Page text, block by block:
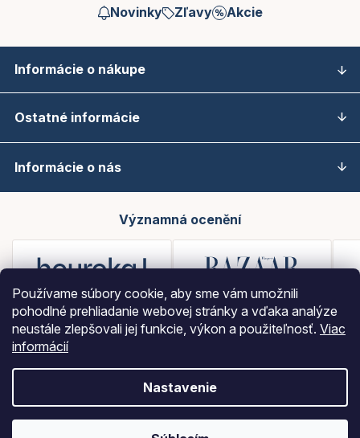
Používame súbory cookie, aby sme vám umožnili
pohodlné prehliadanie webovej stránky a vďaka analýze
neustále zlepšovali jej funkcie, výkon a použiteľnosť. Viac
informácií
Nastavenie
Novinky Zľavy Akcie
Informácie o nákupe
Ostatné informácie
Informácie o nás
Významná ocenění